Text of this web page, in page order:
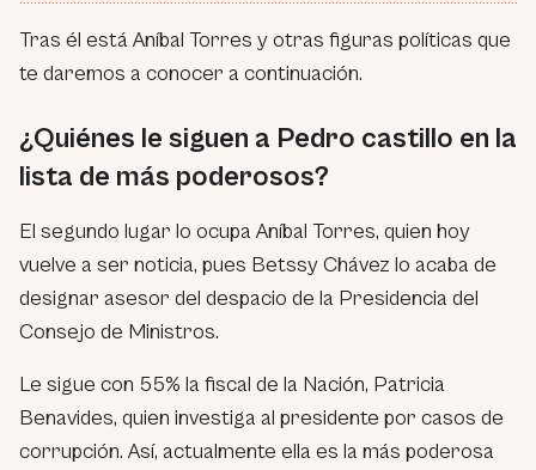
Tras él está Aníbal Torres y otras figuras políticas que
te daremos a conocer a continuación.
¿Quiénes le siguen a Pedro castillo en la
lista de más poderosos?
El segundo lugar lo ocupa Aníbal Torres, quien hoy
vuelve a ser noticia, pues Betssy Chávez lo acaba de
designar asesor del despacio de la Presidencia del
Consejo de Ministros.
Le sigue con 55% la fiscal de la Nación, Patricia
Benavides, quien investiga al presidente por casos de
corrupción. Así, actualmente ella es la más poderosa